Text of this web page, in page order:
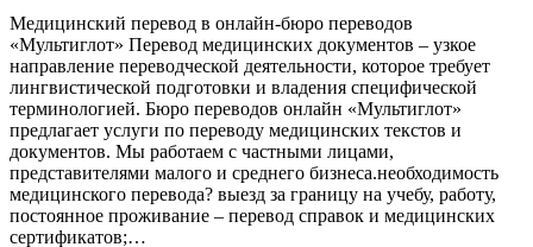
Медицинский перевод в онлайн-бюро переводов
«Мультиглот» Перевод медицинских документов – узкое
направление переводческой деятельности, которое требует
лингвистической подготовки и владения специфической
терминологией. Бюро переводов онлайн «Мультиглот»
предлагает услуги по переводу медицинских текстов и
документов. Мы работаем с частными лицами,
представителями малого и среднего бизнеса.необходимость
медицинского перевода? выезд за границу на учебу, работу,
постоянное проживание – перевод справок и медицинских
сертификатов;…